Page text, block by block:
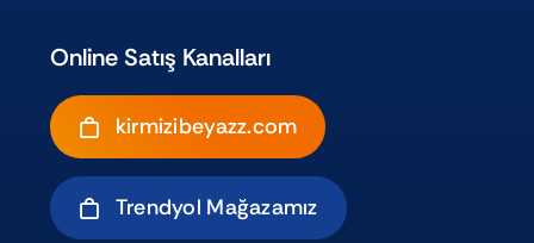
Online Satış Kanalları
kirmizibeyazz.com
Trendyol Mağazamız